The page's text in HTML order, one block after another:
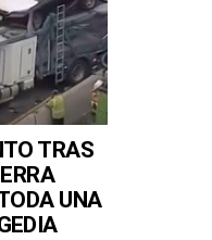
TRAS
UNA